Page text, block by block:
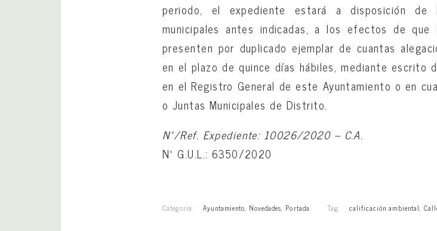
periodo, el expediente estará a disposición de
municipales antes indicadas, a los efectos de
presenten por duplicado ejemplar de cuantas
en el plazo de quince días hábiles, mediante escrito
en el Registro General de este Ayuntamiento o en
o Juntas Municipales de Distrito.
Nª/Ref. Expediente: 10026/2020 – C.A.
Nº G.U.L.: 6350/2020
Categoría: Ayuntamiento, Novedades, Portada Tag: calificación ambiental,